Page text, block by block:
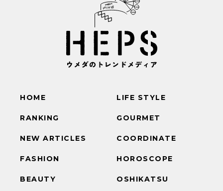
HOME
RANKING
NEW ARTICLES
FASHION
BEAUTY
LIFE STYLE
GOURMET
COORDINATE
HOROSCOPE
OSHIKATSU